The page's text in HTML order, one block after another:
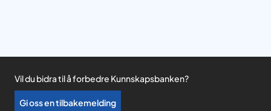
Vil du bidra til å forbedre Kunnskapsbanken?
Gi oss en tilbakemelding